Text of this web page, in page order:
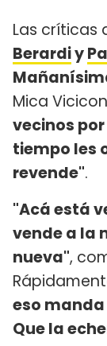
Las críticas
Berardiy
Mica
vecinos
tiempo les
revende".
"Acá está
vende a la
nueva",
eso manda
Que la